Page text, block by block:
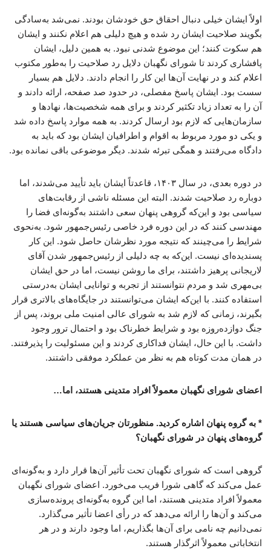
اولاً ایشان خیلی دنبال احقاق حق خودشان بودند. نمی‌شد به‌سادگی
بگویند صلاحیت ایشان رد شده و هیچ دلیلی هم اعلام نکنند و ایشان
هم سکوت کنند؛ این موضوع شدنی نبود. به همین دلیل، ایشان
پافشاری کردند تا شورای نگهبان دلایل رد صلاحیت را به‌طور مکتوب
اعلام کند و در نهایت آن‌ها این کار را انجام دادند. دلایل هم بسیار
سست بود. ایشان پاسخ مفصلی، در حدود صد صفحه، ارائه دادند و
آن را به تعداد زیاد تکثیر کردند و برای همه شخصیت‌ها، نهادها و
سازمان‌هایی که لازم بود ارسال کردند. به همه موارد پاسخ داده شد
و یکی دو مورد مربوط به اقوام و اطرافیان ایشان بود که باید به
دادگاه می‌رفتند و همگی تبرئه شدند. دیگر موضوعی باقی نمانده بود.
در دوره بعدی، در سال ۱۴۰۳، قاعدتاً ایشان باید تأیید می‌شدند، اما
دوباره رد صلاحیت شدند. البته این مسئله ناشی از رقابت‌های
سیاسی بود و این‌که گروهی پنهان سعی داشتند به‌گونه‌ای فضا را
مهندسی کنند که در این دوره فرد خاصی رئیس‌جمهور شود. به‌نحوی
شرایط را می‌چینند که نتیجه مورد نظرشان حاصل شود. این کار
پسندیده‌ای نیست. این‌که به چه دلیلی از رئیس‌جمهور شدن آقای
لاریجانی پرهیز داشتند، برای ما روشن نیست، اما در حق ایشان
بی‌مهری شد و مردم نتوانستند از تجربه و توانایی ایشان به‌درستی
استفاده کنند. با این‌که ایشان می‌توانستند در جایگاه‌های بالاتری قرار
بگیرند، زمانی که لازم شد به شورای عالی امنیت ملی بروند، پس از
جنگ دوازده‌روزه بود و شرایط خطرناک بود و احتمال ترور وجود
داشت. با این حال، ایشان فداکاری کردند و این مسئولیت را پذیرفتند.
در همان مدت کوتاه هم به نظر من عملکرد موفقی داشتند.
اعضای شورای نگهبان معمولاً افراد متدینی هستند، اما…
* به گروه پنهان اشاره کردید. منظورتان جریان‌های سیاسی هستند یا
گروه‌های پنهان در شورای نگهبان؟
گروهی است که شورای نگهبان تحت تأثیر آن‌ها قرار دارد و به‌گونه‌ای
عمل می‌کند که گاهی شورا فریب می‌خورد. اعضای شورای نگهبان
معمولاً افراد متدینی هستند، اما این گروه به‌گونه‌ای پرونده‌سازی
می‌کند و آن‌ها را ارائه می‌دهد که در رأی اعضا تأثیر می‌گذارد.
نمی‌دانیم چه نامی برای آن‌ها بگذاریم، اما وجود دارند و در هر
انتخاباتی معمولاً اثرگذار هستند.